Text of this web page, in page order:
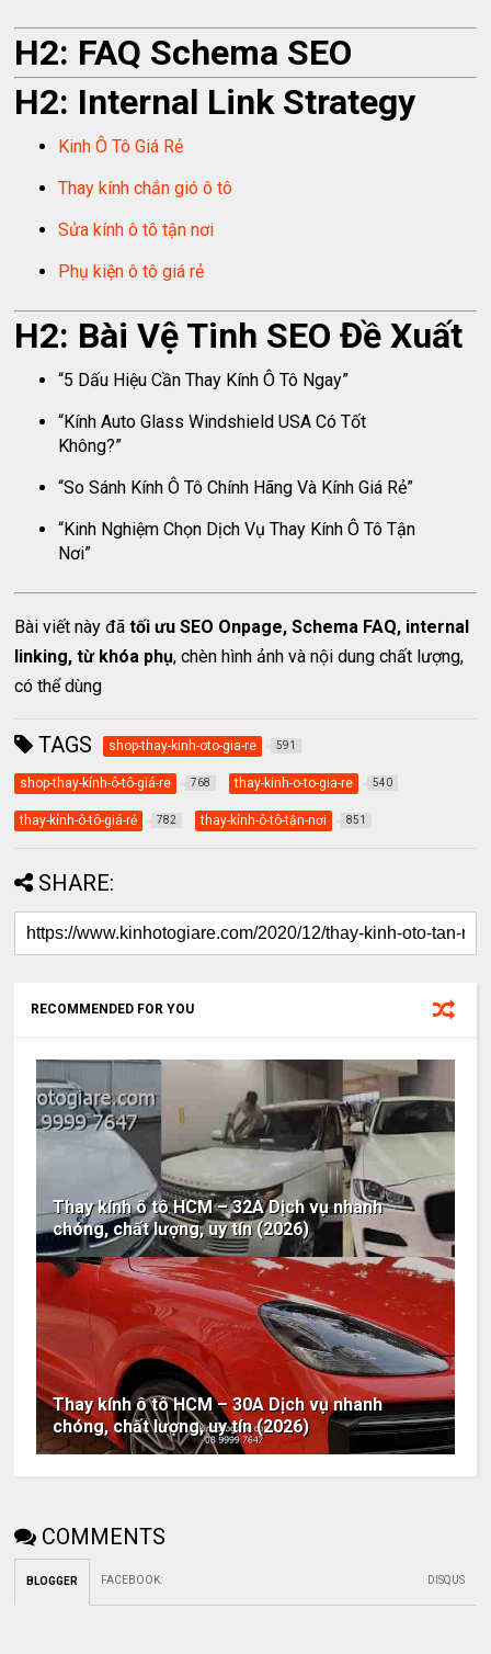
H2: FAQ Schema SEO
H2: Internal Link Strategy
Kinh Ô Tô Giá Rẻ
Thay kính chắn gió ô tô
Sửa kính ô tô tận nơi
Phụ kiện ô tô giá rẻ
H2: Bài Vệ Tinh SEO Đề Xuất
“5 Dấu Hiệu Cần Thay Kính Ô Tô Ngay”
“Kính Auto Glass Windshield USA Có Tốt
Không?”
“So Sánh Kính Ô Tô Chính Hãng Và Kính Giá Rẻ”
“Kinh Nghiệm Chọn Dịch Vụ Thay Kính Ô Tô Tận
Nơi”
Bài viết này đãtối ưu SEO Onpage, Schema FAQ, internal
linking, từ khóa phụ, chèn hình ảnh và nội dung chất lượng,
có thể dùng
TAGS shop-thay-kinh-oto-gia-re 591
shop-thay-kính-ô-tô-giá-re 768 thay-kinh-o-to-gia-re 540
thay-kính-ô-tô-giá-rẻ 782 thay-kính-ô-tô-tận-nơi 851
SHARE:
RECOMMENDED FOR YOU
Thay kính ô tô HCM – 32A Dịch vụ nhanh
chóng, chất lượng, uy tín (2026)
Thay kính ô tô HCM – 30A Dịch vụ nhanh
chóng, chất lượng, uy tín (2026)
COMMENTS
BLOGGER FACEBOOK: DISQUS